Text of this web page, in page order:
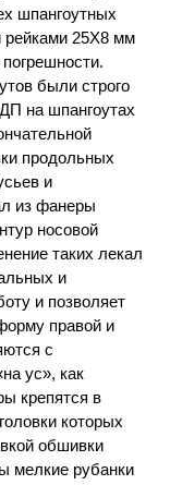
шпангоутных
рейками 25X8 мм
были строго
на шпангоутах
продольных
и
из фанеры
носовой
таких лекал
и
и позволяет
правой и
с
ус», как
крепятся в
которых
обшивки
мелкие рубанки